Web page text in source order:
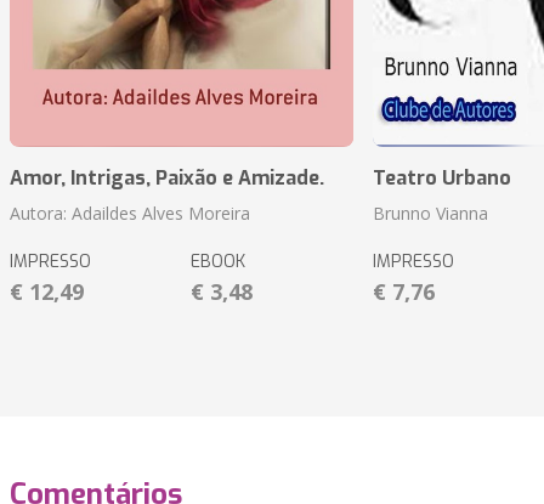
Amor, Intrigas, Paixão e Amizade.
Autora: Adaildes Alves Moreira
IMPRESSO
€ 12,49
EBOOK
€ 3,48
Teatro Urbano
Brunno Vianna
IMPRESSO
€ 7,76
Comentários